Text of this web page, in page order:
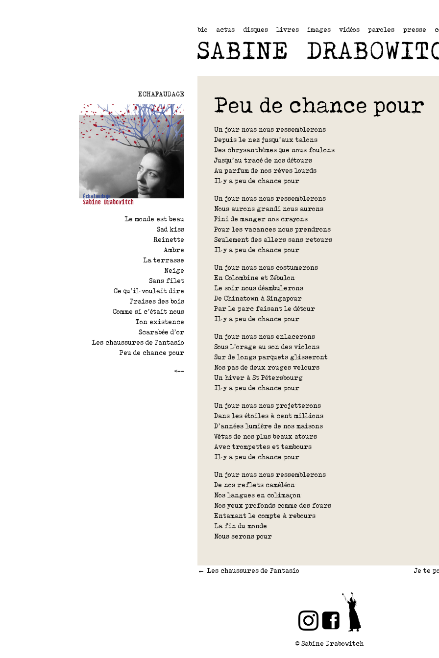
bio actus disques livres images vidéos paroles presse
ECHAFAUDAGE
Le monde est beau
Sad kiss
Reinette
Ambre
La terrasse
Neige
Sans filet
Ce qu’il voulait dire
Fraises des bois
Comme si c’était nous
Ton existence
Scarabée d’or
Les chaussures de Fantasio
Peu de chance pour
<--
Peu de chance pour
Un jour nous nous ressemblerons
Depuis le nez jusqu’aux talons
Des chrysanthèmes que nous foulons
Jusqu’au tracé de nos détours
Au parfum de nos rêves lourds
Il y a peu de chance pour
Un jour nous nous ressemblerons
Nous aurons grandi nous aurons
Fini de manger nos crayons
Pour les vacances nous prendrons
Seulement des allers sans retours
Il y a peu de chance pour
Un jour nous nous costumerons
En Colombine et Zébulon
Le soir nous déambulerons
De Chinatown à Singapour
Par le parc faisant le détour
Il y a peu de chance pour
Un jour nous nous enlacerons
Sous l’orage au son des violons
Sur de longs parquets glisseront
Nos pas de deux rouges velours
Un hiver à St Pétersbourg
Il y a peu de chance pour
Un jour nous nous projetterons
Dans les étoiles à cent millions
D’années lumière de nos maisons
Vêtus de nos plus beaux atours
Avec trompettes et tambours
Il y a peu de chance pour
Un jour nous nous ressemblerons
De nos reflets caméléon
Nos langues en colimaçon
Nos yeux profonds comme des fours
Entamant le compte à rebours
La fin du monde
Nous serons pour
← Les chaussures de Fantasio Je te
© Sabine Drabowitch